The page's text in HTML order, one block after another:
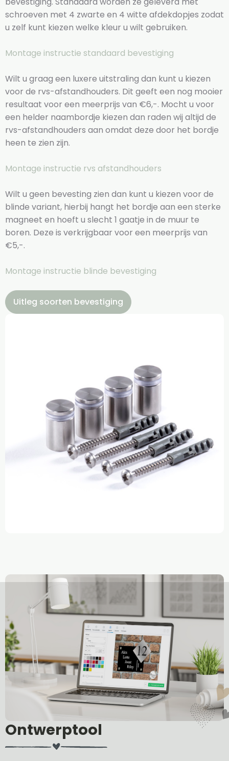
schroeven met 4 zwarte en 4 witte afdekdopjes zodat
u zelf kunt kiezen welke kleur u wilt gebruiken.
Montage instructie standaard bevestiging
Wilt u graag een luxere uitstraling dan kunt u kiezen
voor de rvs-afstandhouders. Dit geeft een nog mooier
resultaat voor een meerprijs van €6,-. Mocht u voor
een helder naambordje kiezen dan raden wij altijd de
rvs-afstandhouders aan omdat deze door het bordje
heen te zien zijn.
Montage instructie rvs afstandhouders
Wilt u geen bevesting zien dan kunt u kiezen voor de
blinde variant, hierbij hangt het bordje aan een sterke
magneet en hoeft u slecht 1 gaatje in de muur te
boren. Deze is verkrijgbaar voor een meerprijs van
€5,-.
Montage instructie blinde bevestiging
Uitleg soorten bevestiging
Ontwerptool